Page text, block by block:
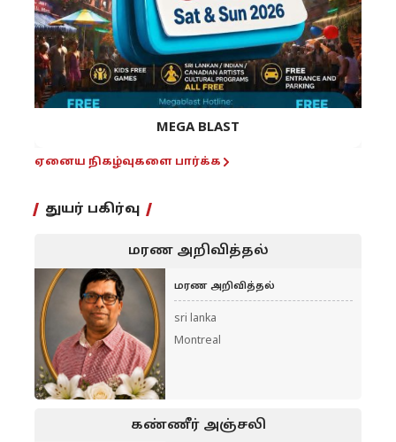
MEGA BLAST
ஏனைய நிகழ்வுகளை பார்க்க
துயர் பகிர்வு
மரண அறிவித்தல்
மரண அறிவித்தல்
sri lanka
Montreal
கண்ணீர் அஞ்சலி